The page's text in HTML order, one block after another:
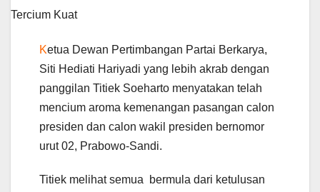
Ketua Dewan Pertimbangan Partai Berkarya,
Siti Hediati Hariyadi yang lebih akrab dengan
panggilan Titiek Soeharto menyatakan telah
mencium aroma kemenangan pasangan calon
presiden dan calon wakil presiden bernomor
urut 02, Prabowo-Sandi.
Titiek melihat semua bermula dari ketulusan